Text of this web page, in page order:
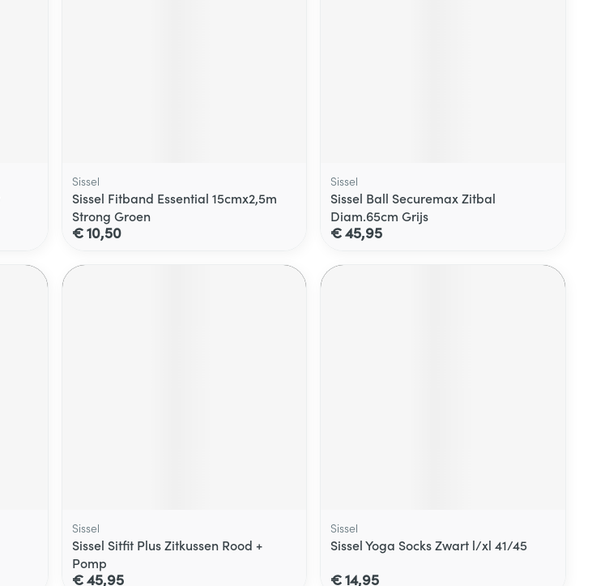
Sissel
Sissel Fitband Essential 15cmx2,5m
Strong Groen
€ 10,50
Sissel
Sissel Ball Securemax Zitbal
Diam.65cm Grijs
€ 45,95
Sissel
Sissel Sitfit Plus Zitkussen Rood +
Pomp
€ 45,95
Sissel
Sissel Yoga Socks Zwart l/xl 41/45
€ 14,95